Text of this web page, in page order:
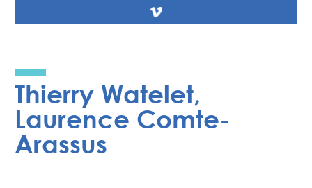
Thierry Watelet,
Laurence Comte-
Arassus